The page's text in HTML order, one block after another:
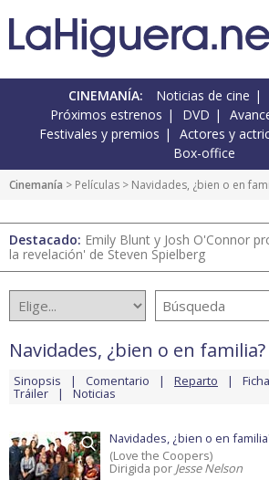
CINEMANÍA: Noticias de cine
Próximos estrenos
DVD
Festivales y premios
Actores y
Box-office
Cinemanía > Películas > Navidades, ¿bien o en
Destacado: Emily Blunt y Josh O'Connor
la revelación' de Steven Spielberg
Navidades, ¿bien o en familia?
Sinopsis Comentario Reparto
Tráiler Noticias
Navidades, ¿bien o en
(Love the Coopers)
Dirigida por Jesse Nelson